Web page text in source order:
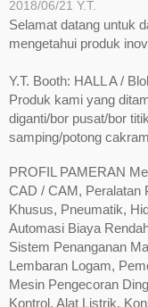
2018/06/21 Y.T.
Selamat datang untuk
mengetahui produk
Y.T. Booth: HALL A /
Produk kami yang
diganti/bor pusat/bor
samping/potong
PROFIL PAMERAN
CAD / CAM, Peralatan
Khusus, Pneumatik,
Automasi Biaya
Sistem Penanganan
Lembaran Logam,
Mesin Pengecoran
Kontrol, Alat Listrik,